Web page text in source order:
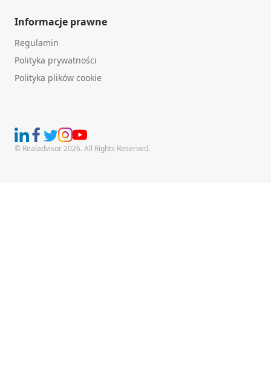
Informacje prawne
Regulamin
Polityka prywatności
Polityka plików cookie
© Realadvisor 2026. All Rights Reserved.